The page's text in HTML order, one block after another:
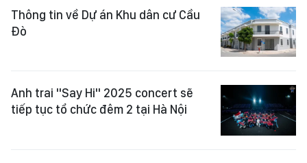
Thông tin về Dự án Khu dân cư Cầu
Đò
Anh trai "Say Hi" 2025 concert sẽ
tiếp tục tổ chức đêm 2 tại Hà Nội